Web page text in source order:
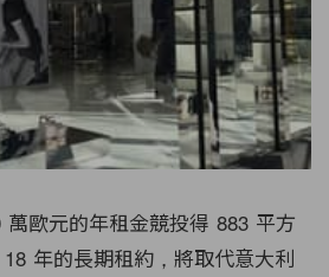
歐元的年租金競投得 883 平方
年的長期租約，將取代意大利